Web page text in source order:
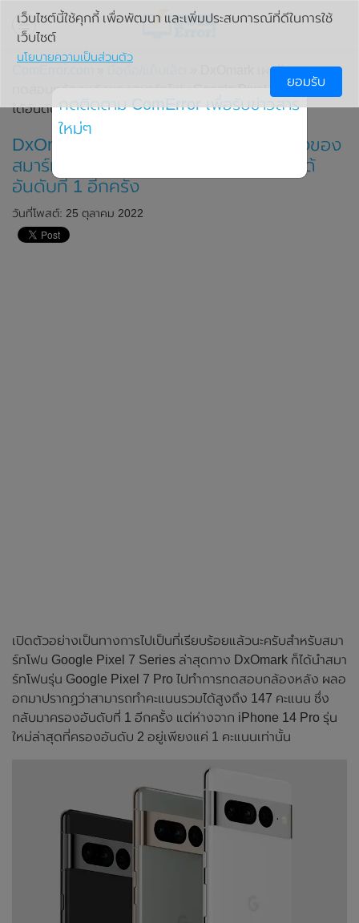
» DxOmark เผย!! คะแนน
ทดสอบกล้องหลังของสมาร์ทโฟน Google Pixel 7 Pro กลับมา
ได้อันดับที่ 1 อีกครั้ง
DxOmark เผย!! คะแนนทดสอบกล้องหลังของ
สมาร์ทโฟน Google Pixel 7 Pro กลับมาได้
อันดับที่ 1 อีกครั้ง
วันที่โพสต์: 25 ตุลาคม 2022
เปิดตัวอย่างเป็นทางการไปเป็นที่เรียบร้อยแล้วนะครับสำหรับสมา
ร์ทโฟน Google Pixel 7 Series ล่าสุดทาง DxOmark ก็ได้นำสมา
ร์ทโฟนรุ่น Google Pixel 7 Pro ไปทำการทดสอบกล้องหลัง ผลอ
อกมาปรากฏว่าสามารถทำคะแนนรวมได้สูงถึง 147 คะแนน ซึ่ง
กลับมาครองอันดับที่ 1 อีกครั้ง แต่ห่างจาก iPhone 14 Pro รุ่น
ใหม่ล่าสุดที่ครองอันดับ 2 อยู่เพียงแค่ 1 คะแนนเท่านั้น
เว็บไซต์นี้ใช้คุกกี้ เพื่อพัฒนา และเพิ่มประสบการณ์ที่ดีในการใช้
เว็บไซต์
นโยบายความเป็นส่วนตัว
ยอมรับ
กดติดตาม ComError เพื่อรับข่าวสาร
ใหม่ๆ